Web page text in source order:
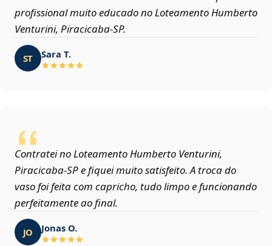
profissional muito educado no Loteamento Humberto
Venturini, Piracicaba‑SP.
ST Sara T.
Contratei no Loteamento Humberto Venturini,
Piracicaba‑SP e fiquei muito satisfeito. A troca do
vaso foi feita com capricho, tudo limpo e funcionando
perfeitamente ao final.
JO Jonas O.